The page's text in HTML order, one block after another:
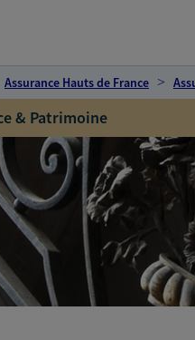
Assurance Hauts de France
& Patrimoine